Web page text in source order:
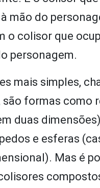
mão do
o colisor que
personagem.
mais simples,
são formas como
duas
e esferas
Mas é